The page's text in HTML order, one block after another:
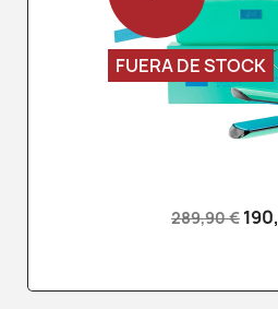
289,90 €
FUERA DE STOCK